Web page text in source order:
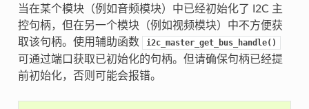
当在某个模块（例如音频模块）中已经初始化了 I2C 主
控句柄，但在另一个模块（例如视频模块）中不方便获
取该句柄。使用辅助函数
i2c_master_get_bus_handle()
可通过端口获取已初始化的句柄。但请确保句柄已经提
前初始化，否则可能会报错。